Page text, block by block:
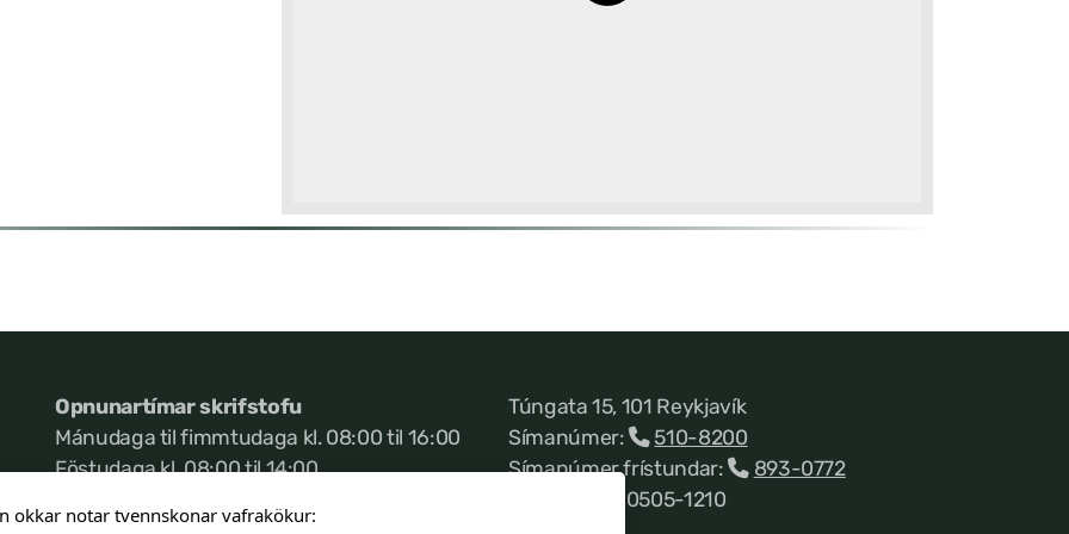
Opnunartímar skrifstofu
Mánudaga til fimmtudaga kl. 08:00 til 16:00
Föstudaga kl. 08:00 til 14:00
Túngata 15, 101 Reykjavík
Símanúmer:
510-8200
Símanúmer frístundar:
893-0772
Kennitala 660505-1210
okkar notar tvennskonar vafrakökur: